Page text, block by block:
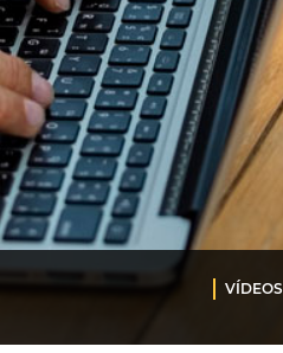
VÍDEOS